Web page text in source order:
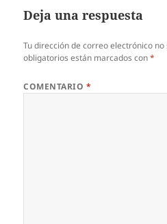
Deja una respuesta
Tu dirección de correo electrónico
obligatorios están marcados con*
COMENTARIO *